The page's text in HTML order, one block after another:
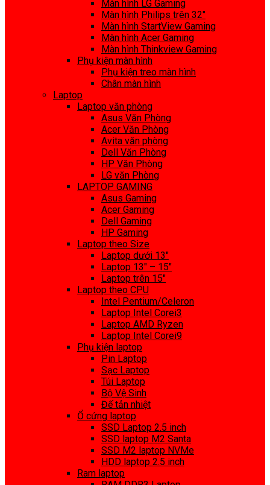
Màn hình LG Gaming
Màn hình Philips trên 32″
Màn hình StartView Gaming
Màn hình Acer Gaming
Màn hình Thinkview Gaming
Phụ kiện màn hình
Phụ kiện treo màn hình
Chân màn hình
Laptop
Laptop văn phòng
Asus Văn Phòng
Acer Văn Phòng
Avita văn phòng
Dell Văn Phòng
HP Văn Phòng
LG văn Phòng
LAPTOP GAMING
Asus Gaming
Acer Gaming
Dell Gaming
HP Gaming
Laptop theo Size
Laptop dưới 13″
Laptop 13″ – 15″
Laptop trên 15″
Laptop theo CPU
Intel Pentium/Celeron
Laptop Intel Corei3
Laptop AMD Ryzen
Laptop Intel Corei9
Phụ kiện laptop
Pin Laptop
Sạc Laptop
Túi Laptop
Bộ Vệ Sinh
Đế tản nhiệt
Ổ cứng laptop
SSD Laptop 2.5 inch
SSD laptop M2 Santa
SSD M2 laptop NVMe
HDD laptop 2.5 inch
Ram laptop